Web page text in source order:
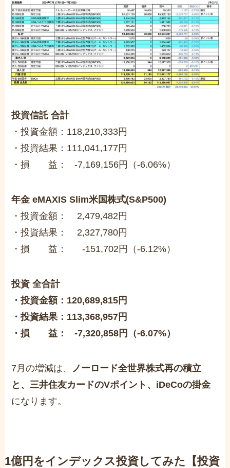
投資信託 合計
・投資金額：118,210,333円
・投資結果：111,041,177円
・損 益： -7,169,156円（-6.06%）
年金 eMAXIS Slim米国株式(S&P500)
・投資金額： 2,479,482円
・投資結果： 2,327,780円
・損 益： -151,702円（-6.12%）
投資 全合計
・投資金額：120,689,815円
・投資結果：113,368,957円
・損 益： -7,320,858円（-6.07%）
7月の増減は、
ノーロード全世界株式再の積立
と、 三井住友カードのVポイント、iDeCoの掛金
になります。
1億円をインデックス投資してみた【投資